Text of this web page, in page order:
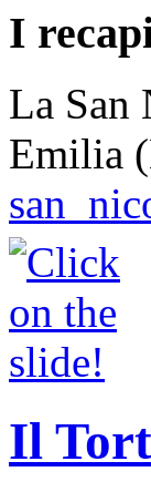
I
La San
Emilia
Il